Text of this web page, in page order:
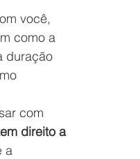
você,
como a
duração
direito a
a